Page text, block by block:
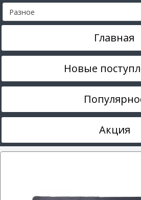
Разное
Главная
Новые
Акция